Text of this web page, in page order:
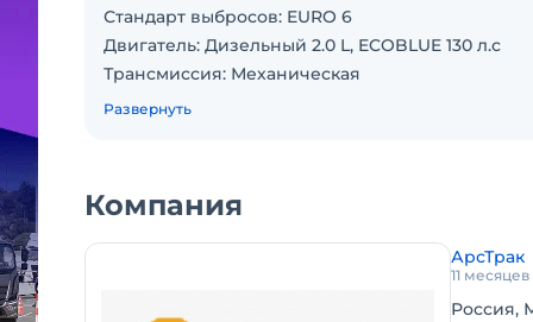
Стандарт выбросов: EURO 6
Двигатель: Дизельный 2.0 L, ECOBLUE 130 л.с
Трансмиссия: Механическая
Привод: 4 х 4 (Полный)
Межсервисный интервал, км: 10 000
Комплектация:
• Подушка безопасности водителя o Система
Развернуть
Компания
АрсТрак
11
Россия,